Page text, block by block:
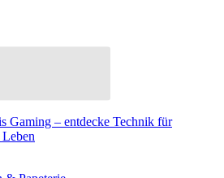
Gaming – entdecke Technik für